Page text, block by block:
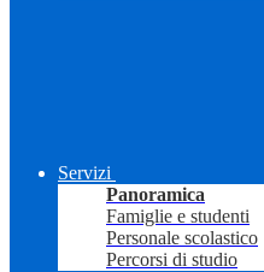
Servizi
Panoramica
Famiglie e studenti
Personale scolastico
Percorsi di studio